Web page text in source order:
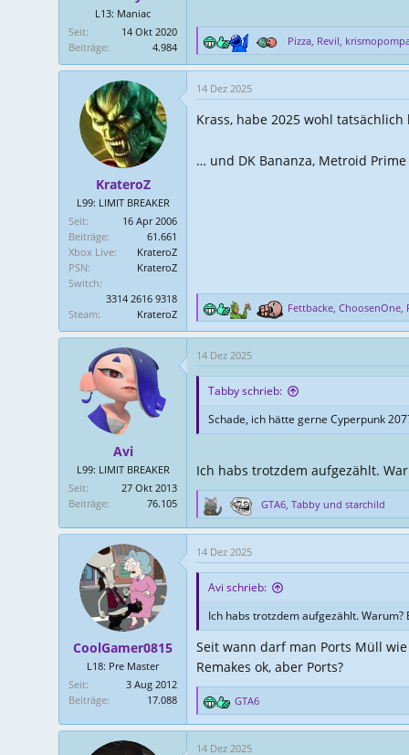
L13: Maniac
Seit
14 Okt 2020
Beiträge
4.984
R
e
k
i
Pizza, Revil,
KrateroZ
L99: LIMIT BREAKER
Seit
16 Apr 2006
Beiträge
61.661
Xbox Live
KrateroZ
PSN
KrateroZ
Switch
3314 2616 9318
Steam
KrateroZ
14 Dez 2025
Krass, habe 2025 wohl
… und DK Bananza, Metroid
R
e
k
t
n
:
Fettbacke, ChoosenOne,
Avi
L99: LIMIT BREAKER
Seit
27 Okt 2013
Beiträge
76.105
14 Dez 2025
Tabby schrieb:
Schade, ich hätte gerne Cyperpunk
Ich habs trotzdem aufgezählt.
R
e
k
t
e
n
:
GTA6, Tabby und starchild
CoolGamer0815
L18: Pre Master
Seit
3 Aug 2012
Beiträge
17.088
14 Dez 2025
Avi schrieb:
Ich habs trotzdem aufgezählt. Warum?
Seit wann darf man Ports Müll
Remakes ok, aber Ports?
R
e
GTA6
14 Dez 2025